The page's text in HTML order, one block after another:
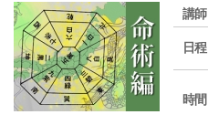
講師
日程
時間